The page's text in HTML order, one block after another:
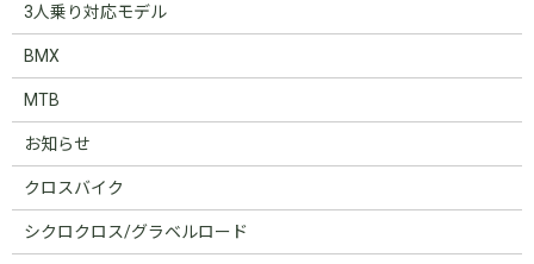
3人乗り対応モデル
BMX
MTB
お知らせ
クロスバイク
シクロクロス/グラベルロード